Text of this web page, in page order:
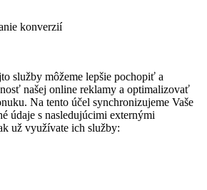
konverzií
služby môžeme lepšie pochopiť a
našej online reklamy a optimalizovať
Na tento účel synchronizujeme Vaše
údaje s nasledujúcimi externými
už využívate ich služby: